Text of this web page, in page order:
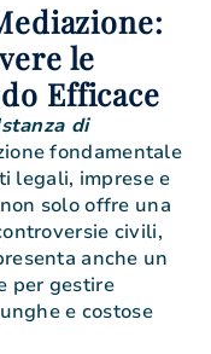
le
Efficace
di
fondamentale
legali, imprese e
solo offre una
civili,
anche un
per gestire
e costose